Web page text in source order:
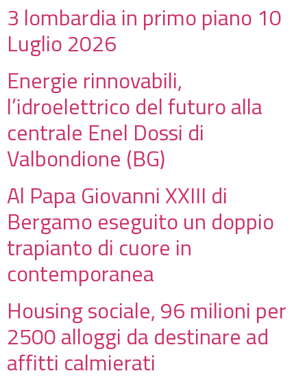
3 lombardia in primo piano 10
Luglio 2026
Energie rinnovabili,
l’idroelettrico del futuro alla
centrale Enel Dossi di
Valbondione (BG)
Al Papa Giovanni XXIII di
Bergamo eseguito un doppio
trapianto di cuore in
contemporanea
Housing sociale, 96 milioni per
2500 alloggi da destinare ad
affitti calmierati